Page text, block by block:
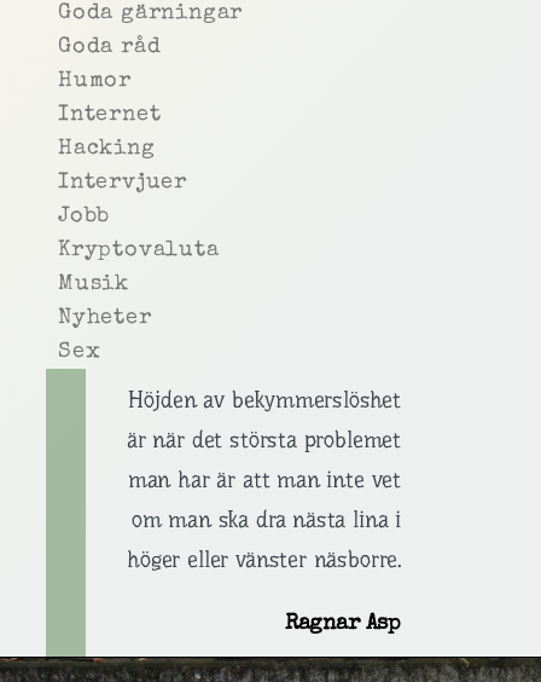
Goda gärningar
Goda råd
Humor
Internet
Hacking
Intervjuer
Jobb
Kryptovaluta
Musik
Nyheter
Sex
Höjden av bekymmerslöshet
är när det största problemet
man har är att man inte vet
om man ska dra nästa lina i
höger eller vänster näsborre.
Ragnar Asp